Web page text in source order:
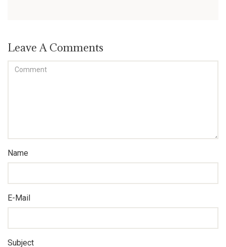
Leave A Comments
Name
E-Mail
Subject